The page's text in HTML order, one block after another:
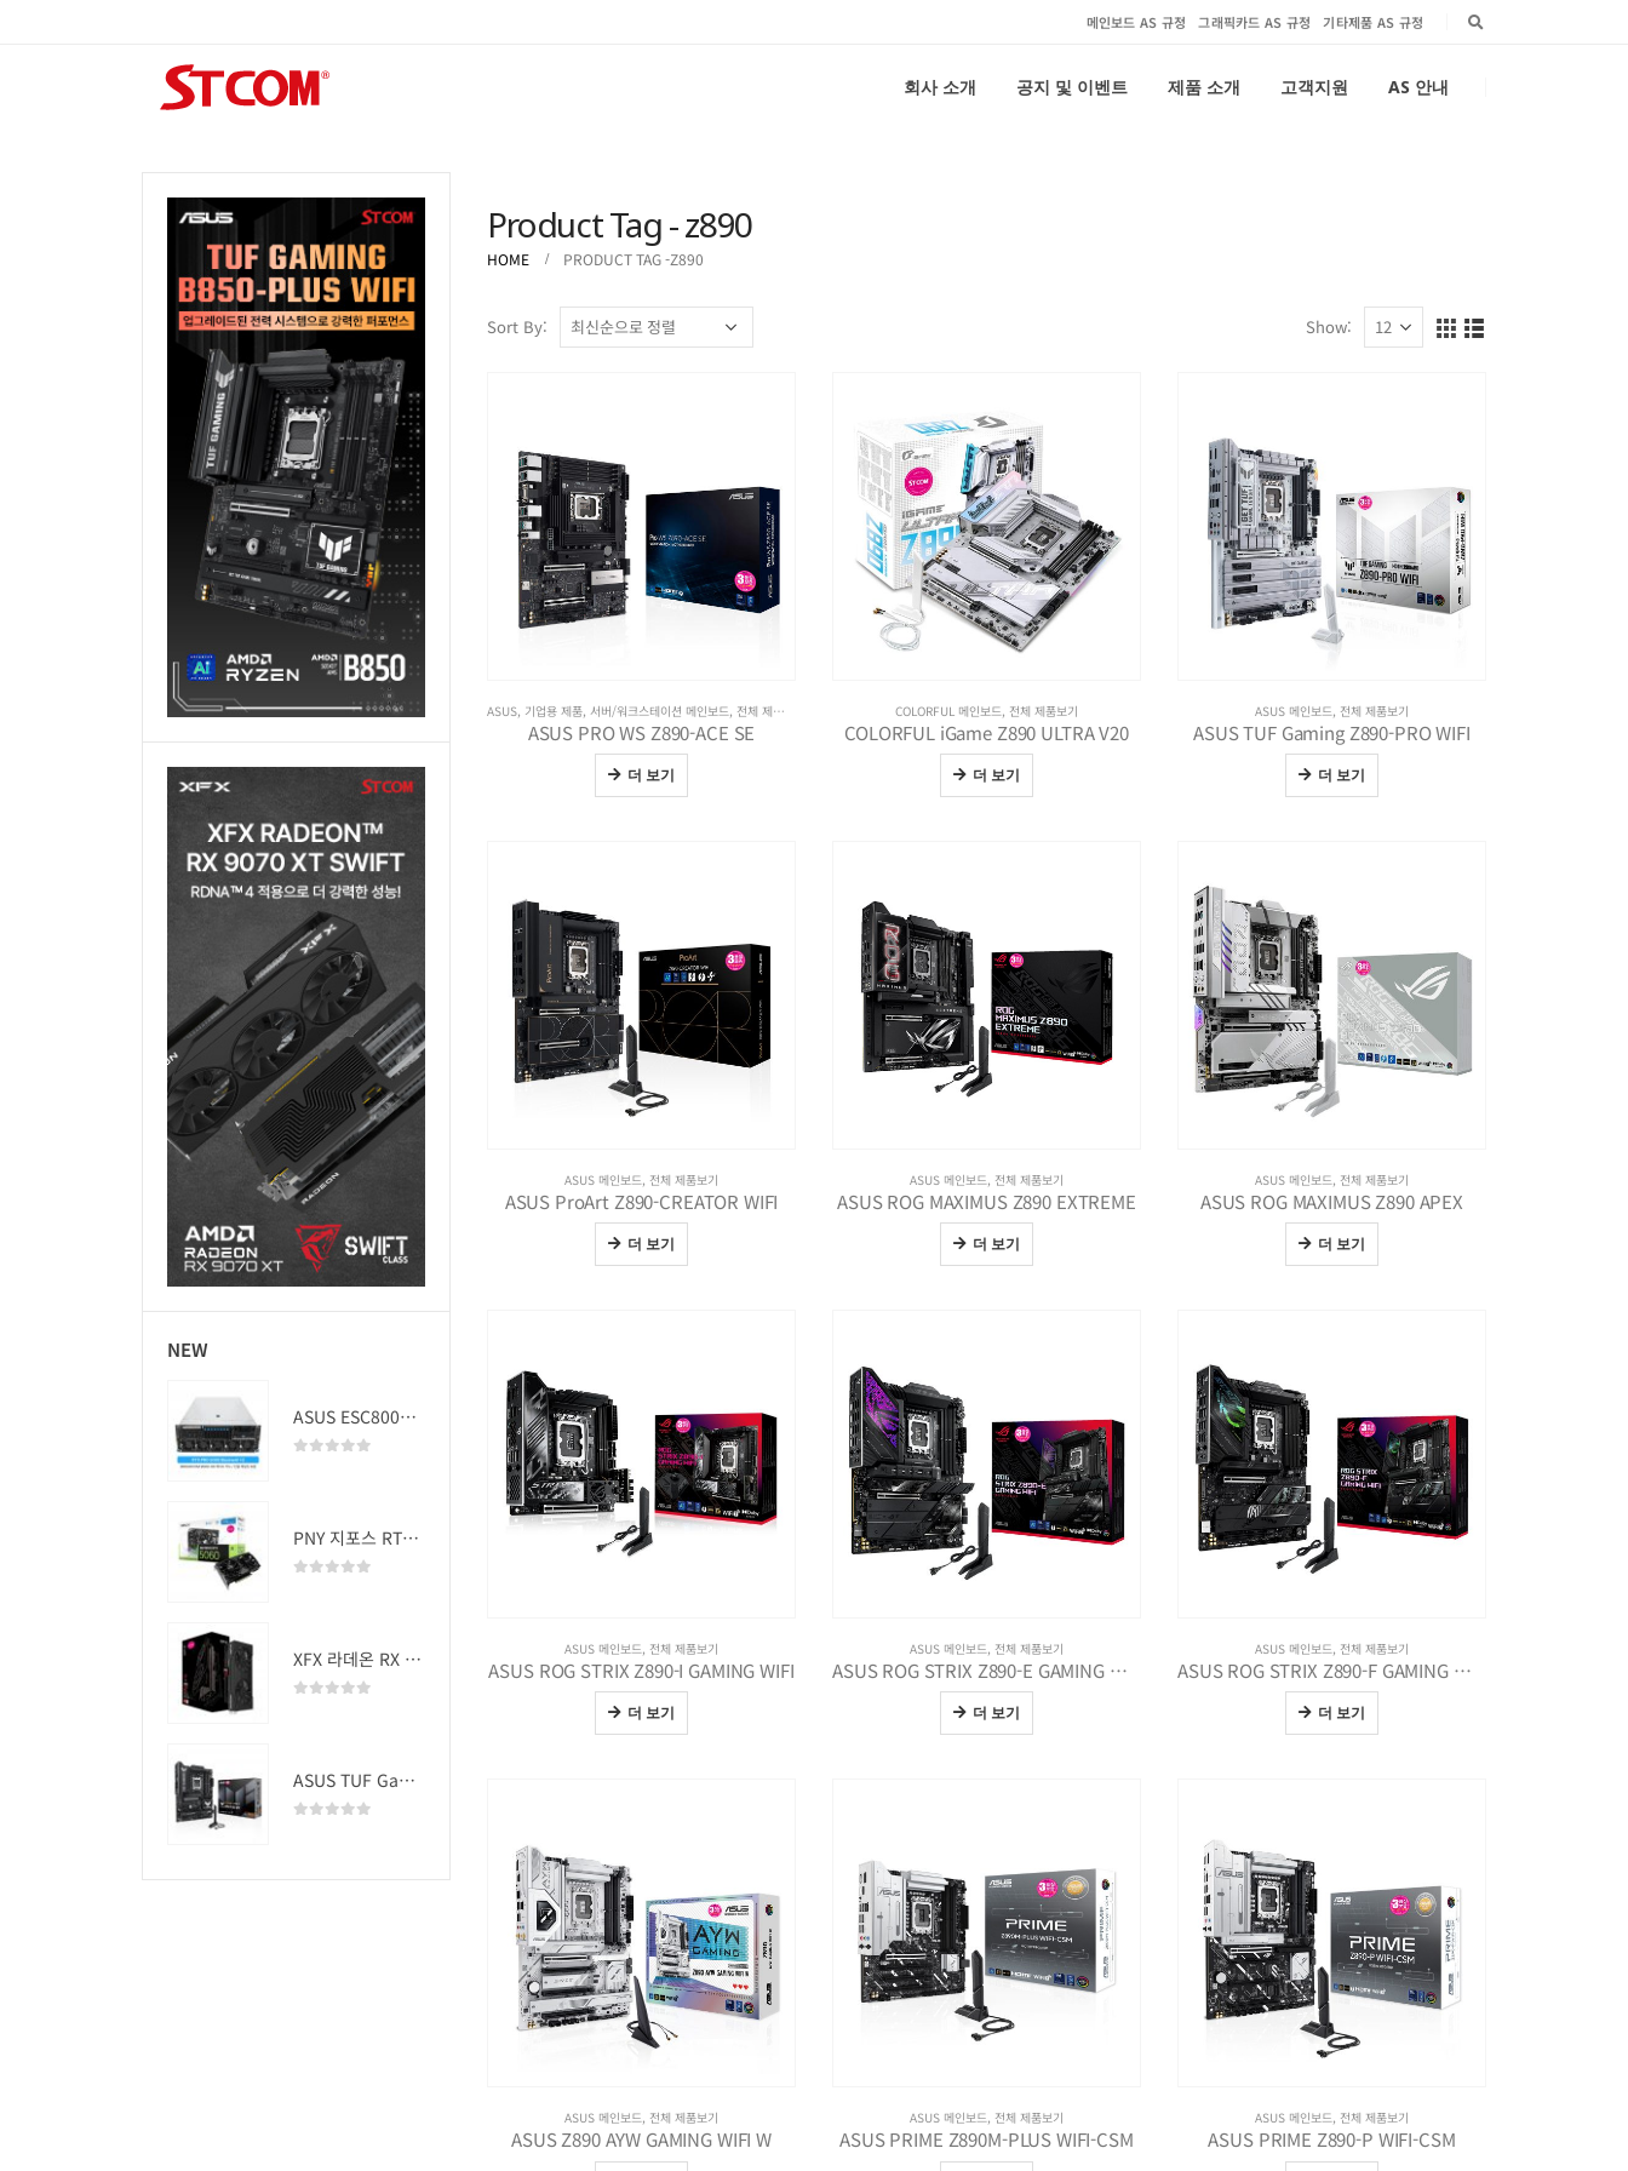
메인보드 AS 규정 그래픽카드 AS 규정 기타제품 AS 규정
회사 소개 공지 및 이벤트 제품 소개 고객지원 AS 안내
Product Tag - z890
HOME PRODUCT TAG -Z890
Sort By: Show:
ASUS, 기업용 제품, 서버/워크스테이션 메인보드, 전체 제품보기
ASUS PRO WS Z890-ACE SE
더 보기
COLORFUL 메인보드, 전체 제품보기
COLORFUL iGame Z890 ULTRA V20
더 보기
ASUS 메인보드, 전체 제품보기
ASUS TUF Gaming Z890-PRO WIFI
더 보기
ASUS 메인보드, 전체 제품보기
ASUS ProArt Z890-CREATOR WIFI
더 보기
ASUS 메인보드, 전체 제품보기
ASUS ROG MAXIMUS Z890 EXTREME
더 보기
ASUS 메인보드, 전체 제품보기
ASUS ROG MAXIMUS Z890 APEX
더 보기
ASUS 메인보드, 전체 제품보기
ASUS ROG STRIX Z890-I GAMING WIFI
더 보기
ASUS 메인보드, 전체 제품보기
ASUS ROG STRIX Z890-E GAMING WIFI
더 보기
ASUS 메인보드, 전체 제품보기
ASUS ROG STRIX Z890-F GAMING WIFI
더 보기
ASUS 메인보드, 전체 제품보기
ASUS Z890 AYW GAMING WIFI W
ASUS 메인보드, 전체 제품보기
ASUS PRIME Z890M-PLUS WIFI-CSM
ASUS 메인보드, 전체 제품보기
ASUS PRIME Z890-P WIFI-CSM
NEW
ASUS ESC8000A-E13 (RTX PRO 5000 Blackwell x2)
PNY 지포스 RTX 5060 OC D7 8GB Dual Fan
XFX 라데온 RX 9060 XT SWIFT DUAL OC D6 16GB
ASUS TUF Gaming B850-PLUS WIFI